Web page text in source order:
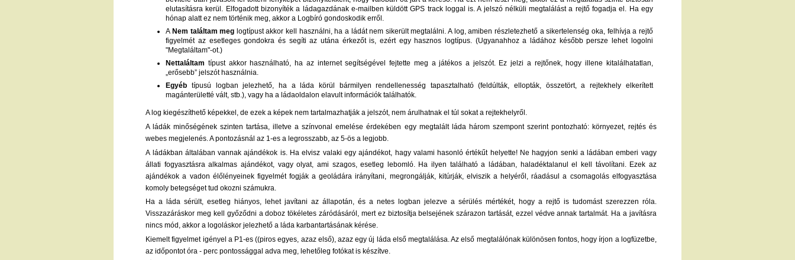
elutasításra kerül. Elfogadott bizonyíték a ládagazdának e-mailben küldött GPS track loggal is. A jelszó nélküli megtalálást a rejtő fogadja el. Ha egy
hónap alatt ez nem történik meg, akkor a Logbíró gondoskodik erről.
A Nem találtam meg logtípust akkor kell használni, ha a ládát nem sikerült megtalálni. A log, amiben részletezhető a sikertelenség oka, felhívja a rejtő
figyelmét az esetleges gondokra és segíti az utána érkezőt is, ezért egy hasznos logtípus. (Ugyanahhoz a ládához később persze lehet logolni
"Megtaláltam"-ot.)
Nettaláltam típust akkor használható, ha az internet segítségével fejtette meg a játékos a jelszót. Ez jelzi a rejtőnek, hogy illene kitalálhatatlan,
„erősebb” jelszót használnia.
Egyéb típusú logban jelezhető, ha a láda körül bármilyen rendellenesség tapasztalható (feldúlták, ellopták, összetört, a rejtekhely elkerített
magánterületté vált, stb.), vagy ha a ládaoldalon elavult információk találhatók.
A log kiegészíthető képekkel, de ezek a képek nem tartalmazhatják a jelszót, nem árulhatnak el túl sokat a rejtekhelyről.
A ládák minőségének szinten tartása, illetve a színvonal emelése érdekében egy megtalált láda három szempont szerint pontozható: környezet, rejtés és
webes megjelenés. A pontozásnál az 1-es a legrosszabb, az 5-ös a legjobb.
A ládákban általában vannak ajándékok is. Ha elvisz valaki egy ajándékot, hagy valami hasonló értékűt helyette! Ne hagyjon senki a ládában emberi vagy
állati fogyasztásra alkalmas ajándékot, vagy olyat, ami szagos, esetleg lebomló. Ha ilyen található a ládában, haladéktalanul el kell távolítani. Ezek az
ajándékok a vadon élőlényeinek figyelmét fogják a geoládára irányítani, megrongálják, kitúrják, elviszik a helyéről, ráadásul a csomagolás elfogyasztása
komoly betegséget tud okozni számukra.
Ha a láda sérült, esetleg hiányos, lehet javítani az állapotán, és a netes logban jelezve a sérülés mértékét, hogy a rejtő is tudomást szerezzen róla.
Visszazáráskor meg kell győződni a doboz tökéletes záródásáról, mert ez biztosítja belsejének szárazon tartását, ezzel védve annak tartalmát. Ha a javításra
nincs mód, akkor a logoláskor jelezhető a láda karbantartásának kérése.
Kiemelt figyelmet igényel a P1-es ((piros egyes, azaz első), azaz egy új láda első megtalálása. Az első megtalálónak különösen fontos, hogy írjon a logfüzetbe,
az időpontot óra - perc pontossággal adva meg, lehetőleg fotókat is készítve.